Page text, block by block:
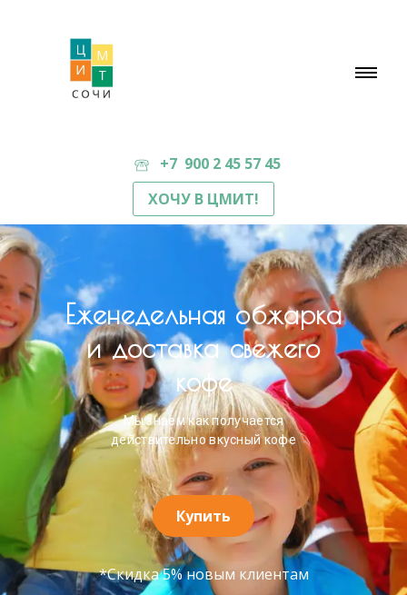
+7 900 2 45 57 45
ХОЧУ В ЦМИТ!
Еженедельная обжарка
и доставка свежего
кофе
Мы знаем как получается
действительно вкусный кофе
Купить
*Скидка 5% новым клиентам